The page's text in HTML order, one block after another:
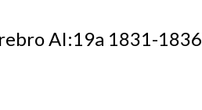
AI:19a 1831-1836